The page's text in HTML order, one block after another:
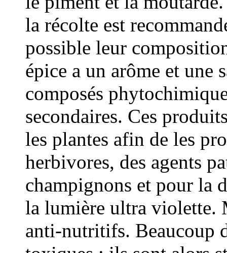
la récolte est
possible leur
épice a un arôme et une
composés
secondaires. Ces
les plantes afin de les
herbivores, des agents
champignons et pour la
la lumière ultra violette.
anti-nutritifs. Beaucoup